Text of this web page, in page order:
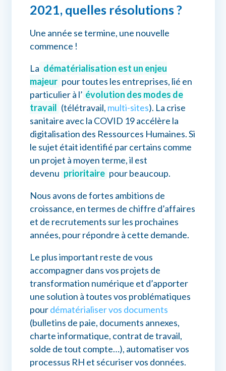
2021, quelles résolutions ?
Une année se termine, une nouvelle
commence !
La dématérialisation est un enjeu
majeur pour toutes les entreprises, lié en
particulier à l’ évolution des modes de
travail (télétravail, multi-sites). La crise
sanitaire avec la COVID 19 accélère la
digitalisation des Ressources Humaines. Si
le sujet était identifié par certains comme
un projet à moyen terme, il est
devenu prioritaire pour beaucoup.
Nous avons de fortes ambitions de
croissance, en termes de chiffre d’affaires
et de recrutements sur les prochaines
années, pour répondre à cette demande.
Le plus important reste de vous
accompagner dans vos projets de
transformation numérique et d’apporter
une solution à toutes vos problématiques
pourdématérialiser vos documents
(bulletins de paie, documents annexes,
charte informatique, contrat de travail,
solde de tout compte…), automatiser vos
processus RH et sécuriser vos données.